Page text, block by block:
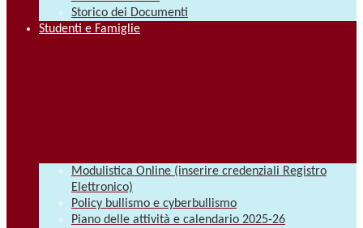
Storico dei Documenti
Studenti e Famiglie
Modulistica Online (inserire credenziali Registro
Elettronico)
Policy bullismo e cyberbullismo
Piano delle attività e calendario 2025-26